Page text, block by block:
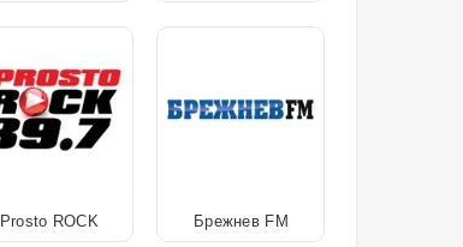
Prosto ROCK Брежнев FM